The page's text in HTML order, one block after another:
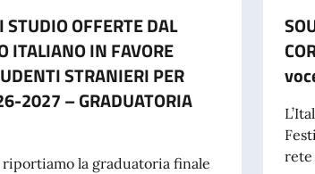
STUDIO OFFERTE DAL
ITALIANO IN FAVORE
STRANIERI PER
2027 – GRADUATORIA
la graduatoria finale
rete